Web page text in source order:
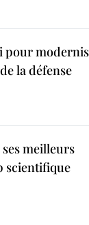
pour
la défense
meilleurs
scientifique